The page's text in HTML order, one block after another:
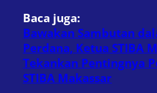
Baca juga:
Bawakan Sambutan
Perdana, Ketua STIBA
Tekankan Pentingnya
STIBA Makassar